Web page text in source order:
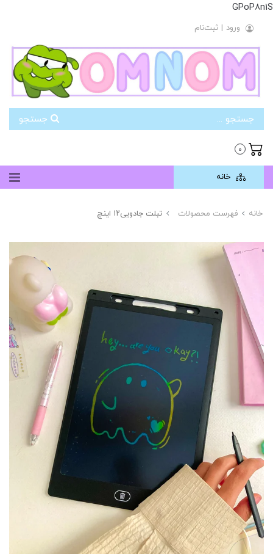
GPoP8n1S
ورود | ثبت‌نام
0
خانه
خانه فهرست محصولات تبلت جادویی۱۲ اینچ